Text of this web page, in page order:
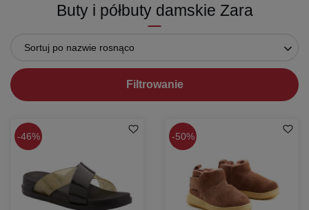
Buty i półbuty damskie Zara
Sortuj po nazwie rosnąco
Filtrowanie
46% 50%